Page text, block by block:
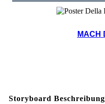
MACH
Storyboard Beschreibung